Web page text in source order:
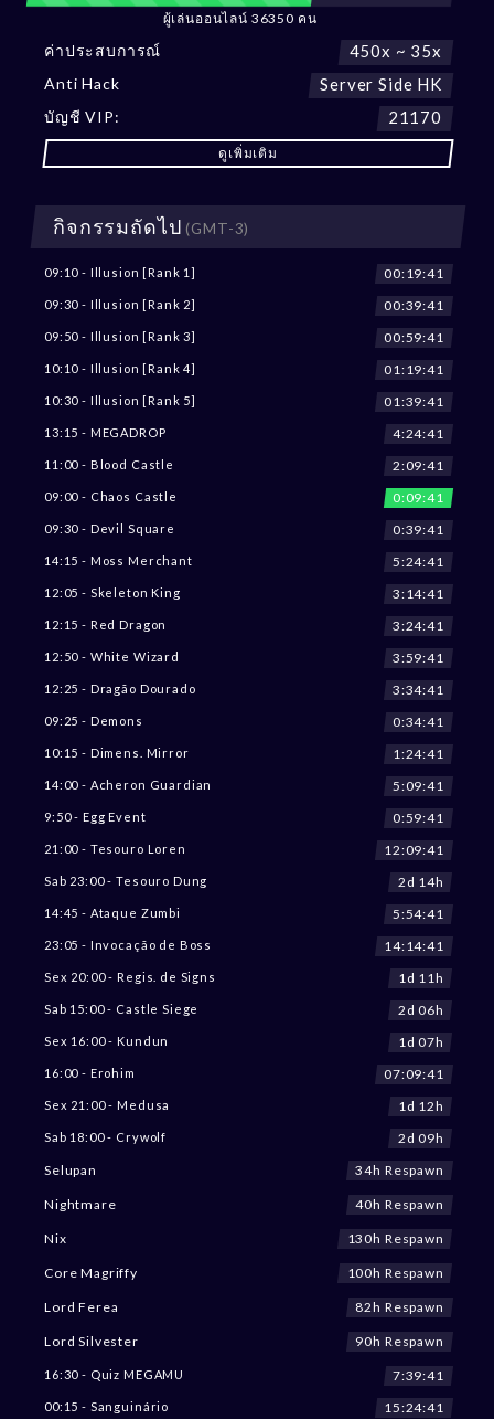
ผู้เล่นออนไลน์ 36350 คน
ค่าประสบการณ์ 450x ~ 35x
Anti Hack Server Side HK
บัญชี VIP: 21170
ดูเพิ่มเติม
กิจกรรมถัดไป (GMT-3)
09:10 - Illusion [Rank 1] 00:19:38
09:30 - Illusion [Rank 2] 00:39:38
09:50 - Illusion [Rank 3] 00:59:38
10:10 - Illusion [Rank 4] 01:19:38
10:30 - Illusion [Rank 5] 01:39:38
13:15 - MEGADROP 4:24:38
11:00 - Blood Castle 2:09:38
09:00 - Chaos Castle 0:09:38
09:30 - Devil Square 0:39:38
14:15 - Moss Merchant 5:24:38
12:05 - Skeleton King 3:14:38
12:15 - Red Dragon 3:24:38
12:50 - White Wizard 3:59:38
12:25 - Dragão Dourado 3:34:38
09:25 - Demons 0:34:38
10:15 - Dimens. Mirror 1:24:38
14:00 - Acheron Guardian 5:09:38
9:50 - Egg Event 0:59:38
21:00 - Tesouro Loren 12:09:38
Sab 23:00 - Tesouro Dung 2d 14h
14:45 - Ataque Zumbi 5:54:38
23:05 - Invocação de Boss 14:14:38
Sex 20:00 - Regis. de Signs 1d 11h
Sab 15:00 - Castle Siege 2d 06h
Sex 16:00 - Kundun 1d 07h
16:00 - Erohim 07:09:38
Sex 21:00 - Medusa 1d 12h
Sab 18:00 - Crywolf
2d 09h
Selupan
34h Respawn
Nightmare 40h Respawn
Nix 130h Respawn
Core Magriffy 100h Respawn
Lord Ferea 82h Respawn
Lord Silvester 90h Respawn
16:30 - Quiz MEGAMU 7:39:38
00:15 - Sanguinário 15:24:38